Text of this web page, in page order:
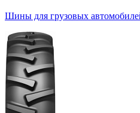
Шины для грузовых